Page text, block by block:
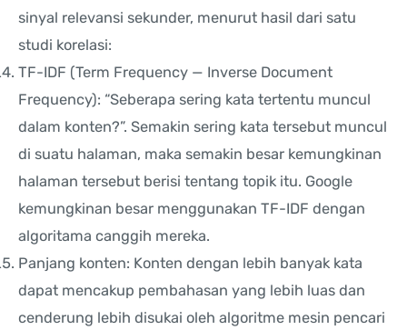
sinyal relevansi sekunder, menurut hasil dari satu
studi korelasi:
TF-IDF (Term Frequency — Inverse Document
Frequency): “Seberapa sering kata tertentu muncul
dalam konten?”. Semakin sering kata tersebut muncul
di suatu halaman, maka semakin besar kemungkinan
halaman tersebut berisi tentang topik itu. Google
kemungkinan besar menggunakan TF-IDF dengan
algoritama canggih mereka.
Panjang konten: Konten dengan lebih banyak kata
dapat mencakup pembahasan yang lebih luas dan
cenderung lebih disukai oleh algoritme mesin pencari